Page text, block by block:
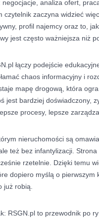
analiza ofert,
czytelnik zaczyna widzieć
profil najemcy oraz to,
jest często ważniejsza niż
łączy podejście
chaos informacyjny i
mapę drogową, która
jest bardziej doświadczony,
procesy, lepsze
nieruchomości są
też bez infantylizacji.
rzetelnie. Dzięki temu
dopiero myślą o pierwszym
już robią.
RSGN.pl to przewodnik po